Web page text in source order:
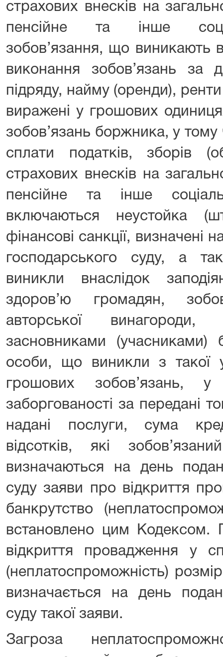
страхових внесків на
пенсійне та інше
зобов’язання, що виникають
виконання зобов’язань за
підряду, найму (оренди),
виражені у грошових
зобов’язань боржника, у тому
сплати податків, зборів
страхових внесків на
пенсійне та інше
включаються неустойка
фінансові санкції, визначені
господарського суду, а
виникли внаслідок
здоров’ю громадян,
авторської винагороди,
засновниками
особи, що виникли з такої
грошових зобов’язань,
заборгованості за передані
надані послуги, сума
відсотків, які
визначаються на день
суду заяви про відкриття
банкрутство
встановлено цим Кодексом.
відкриття провадження у
(неплатоспроможність)
визначається на день
суду такої заяви.
Загроза